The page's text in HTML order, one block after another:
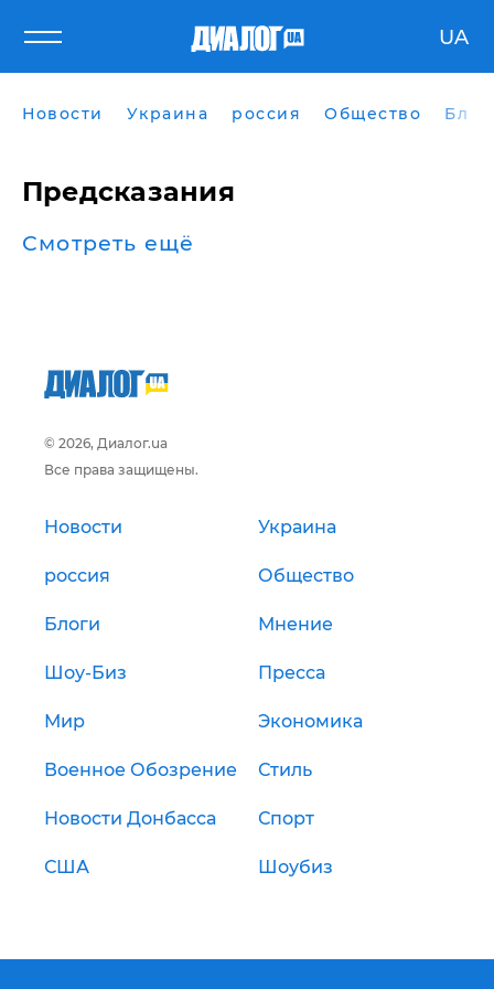
UA
Новости Украина россия Общество
Предсказания
Смотреть ещё
© 2026, Диалог.ua
Все права защищены.
Новости Украина
россия Общество
Блоги Мнение
Шоу-Биз Пресса
Мир Экономика
Военное Обозрение Стиль
Новости Донбасса Спорт
США Шоубиз